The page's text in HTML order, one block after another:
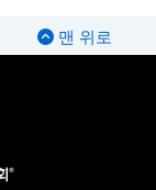
맨 위로